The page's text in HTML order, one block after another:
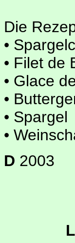
Die
•
• Filet de
• Glace
•
• Spargel
•
D 2003